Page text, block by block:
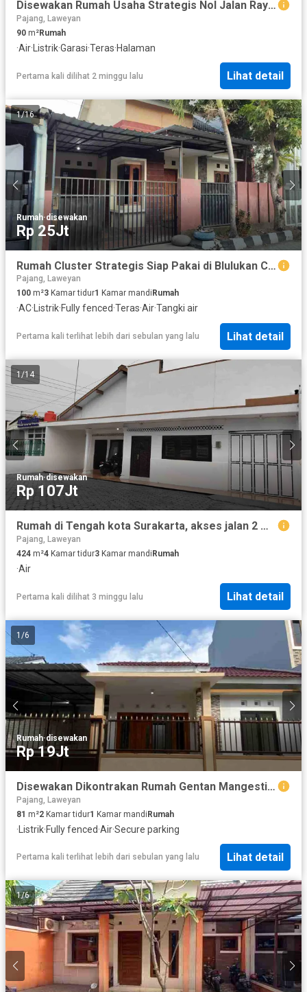
Disewakan Rumah Usaha Strategis Nol Jalan Raya Agus Salim Solo
Pajang, Laweyan
90 m²Rumah
·Air· Listrik·Garasi·Teras·Halaman
Pertama kali dilihat 2 minggu lalu Lihat detail
1/16
Rumah·disewakan
Rp 25Jt
Rumah Cluster Strategis Siap Pakai di Blulukan Colomadu Karanganyar (dr)
Pajang, Laweyan
100 m²3 Kamar tidur1 Kamar mandi Rumah
·AC·Listrik·Fully fenced·Teras·Air·Tangki air
Pertama kali terlihat lebih dari sebulan yang lalu Lihat detail
1/14
Rumah·disewakan
Rp 107Jt
Rumah di Tengah kota Surakarta, akses jalan 2 mobil, rumah bagus dan terawat, cocok buat huni atau bisnis.
Pajang, Laweyan
424 m²4 Kamar tidur3 Kamar mandi Rumah
·Air
Pertama kali dilihat 3 minggu lalu Lihat detail
1 /6
Rumah·disewakan
Rp 19Jt
Disewakan Dikontrakan Rumah Gentan Mangesti Raya waru baki sukoharjo
Pajang, Laweyan
81 m²2 Kamar tidur1 Kamar mandiRumah
·Listrik·Fully fenced·Air·Secure parking
Pertama kali terlihat lebih dari sebulan yang lalu Lihat detail
1/6